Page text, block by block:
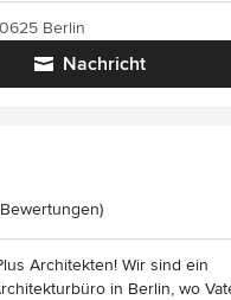
Nachricht
Berlin
5 von 5 Sternen
Architekten! Wir sind ein
in Berlin, wo